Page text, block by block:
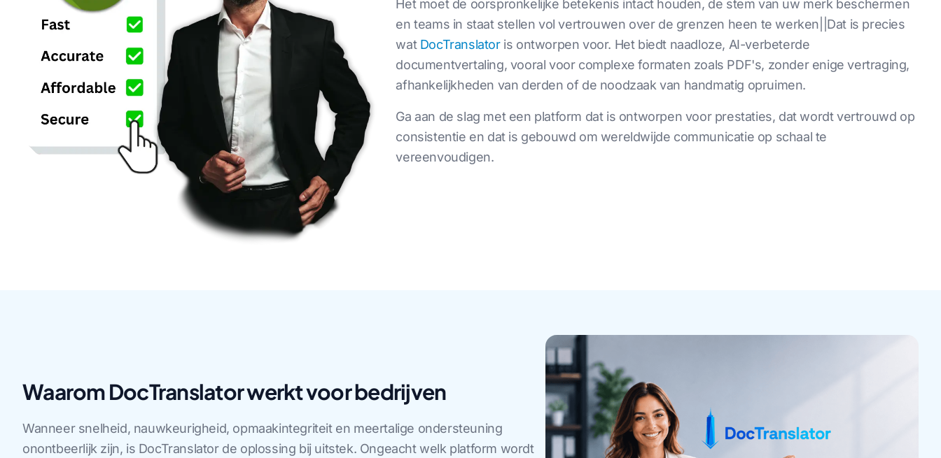
Het moet de oorspronkelijke betekenis intact houden, de stem van uw merk beschermen
en teams in staat stellen vol vertrouwen over de grenzen heen te werken||Dat is precies
wat DocTranslatoris ontworpen voor. Het biedt naadloze, AI-verbeterde
documentvertaling, vooral voor complexe formaten zoals PDF's, zonder enige vertraging,
afhankelijkheden van derden of de noodzaak van handmatig opruimen.
Ga aan de slag met een platform dat is ontworpen voor prestaties, dat wordt vertrouwd op
consistentie en dat is gebouwd om wereldwijde communicatie op schaal te
vereenvoudigen.
Waarom DocTranslator werkt voor bedrijven
Wanneer snelheid, nauwkeurigheid, opmaakintegriteit en meertalige ondersteuning
onontbeerlijk zijn, is DocTranslator de oplossing bij uitstek. Ongeacht welk platform wordt